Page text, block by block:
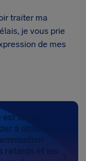
traiter ma
je vous prie
de mes
là pour
à obtenir
retards et les